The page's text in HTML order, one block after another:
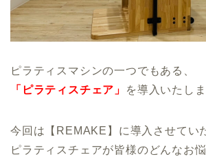
ピラティスマシンの一つでもある、
「ピラティスチェア」
を導入いたしま
今回は【REMAKE】に導入させてい
ピラティスチェアが皆様のどんなお